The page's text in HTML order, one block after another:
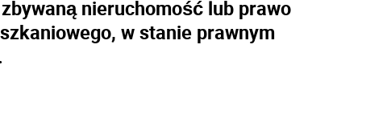
nieruchomość lub prawo
w stanie prawnym